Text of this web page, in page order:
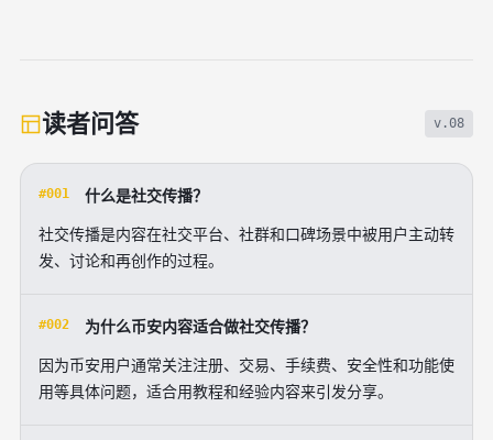
读者问答 v.08
#001 什么是社交传播？
社交传播是内容在社交平台、社群和口碑场景中被用户主动转
发、讨论和再创作的过程。
#002 为什么币安内容适合做社交传播？
因为币安用户通常关注注册、交易、手续费、安全性和功能使
用等具体问题，适合用教程和经验内容来引发分享。